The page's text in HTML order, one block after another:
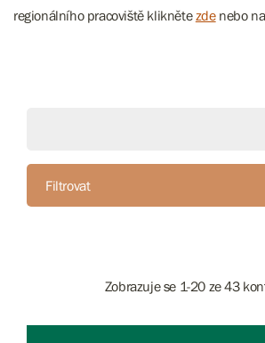
regionálního pracoviště kliknětezdenebo
Filtrovat
Zobrazuje se 1-20 ze 43